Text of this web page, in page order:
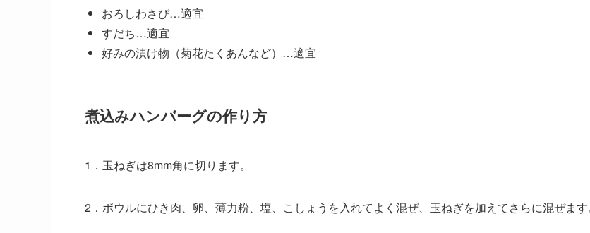
おろしわさび…適宜
すだち…適宜
好みの漬け物（菊花たくあんなど）…適宜
煮込みハンバーグの作り方
1．玉ねぎは8mm角に切ります。
2．ボウルにひき肉、卵、薄力粉、塩、こしょうを入れてよく混ぜ、玉ねぎを加えてさらに混ぜます